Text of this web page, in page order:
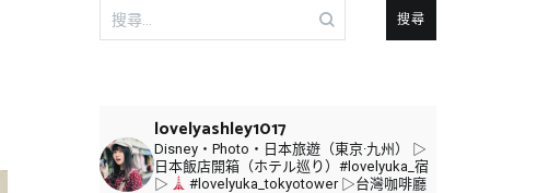
搜
尋
lovelyashley1017
Disney・Photo・日本旅遊（東京·九州）
▷
日本飯店開箱（ホテル巡り）#lovelyuka_宿
▷
#lovelyuka_tokyotower▷台灣咖啡廳